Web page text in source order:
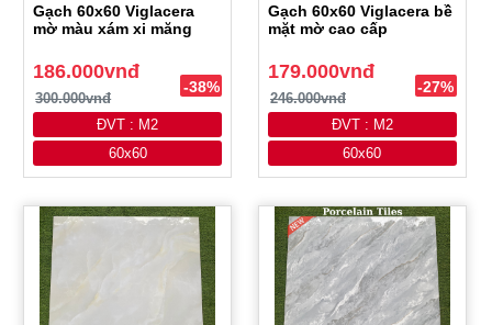
Gạch 60x60 Viglacera
mờ màu xám xi măng
186.000vnđ
300.000vnđ
-38%
ĐVT : M2
60x60
Gạch 60x60 Viglacera bề
mặt mờ cao cấp
179.000vnđ
246.000vnđ
-27%
ĐVT : M2
60x60